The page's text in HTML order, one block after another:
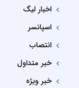
اخبار لیگ
اسپانسر
انتصاب
خبر متداول
خبر ویژه